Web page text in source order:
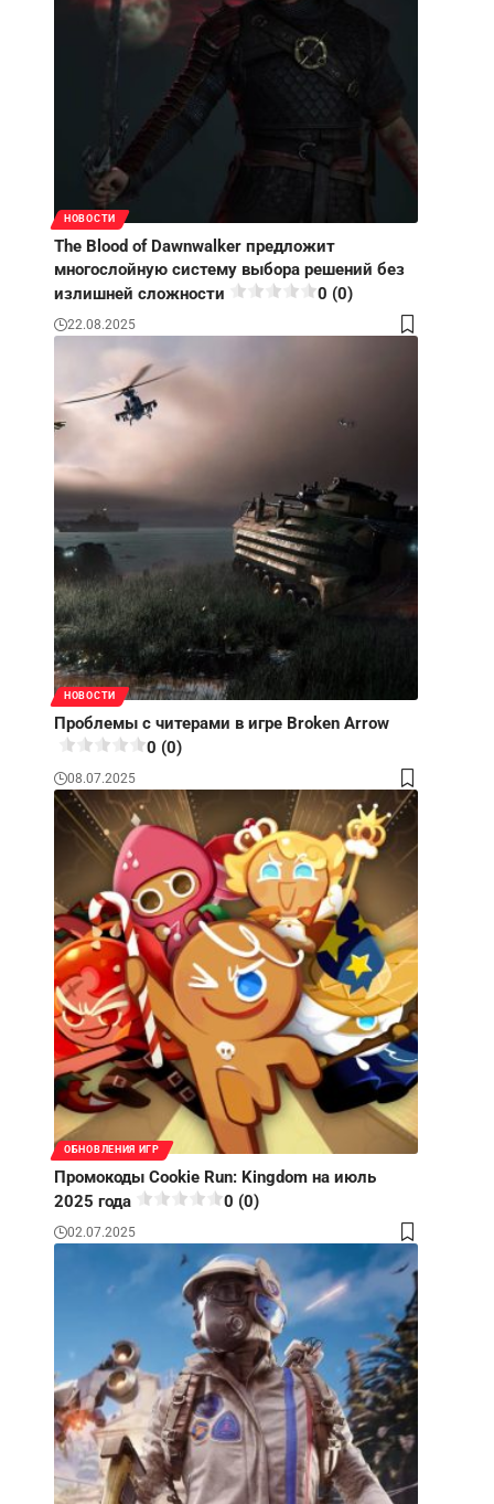
НОВОСТИ
The Blood of Dawnwalker предложит
многослойную систему выбора решений без
излишней сложности
0 (0)
22.08.2025
НОВОСТИ
Проблемы с читерами в игре Broken Arrow
0 (0)
08.07.2025
ОБНОВЛЕНИЯ ИГР
Промокоды Cookie Run: Kingdom на июль
2025 года
0 (0)
02.07.2025